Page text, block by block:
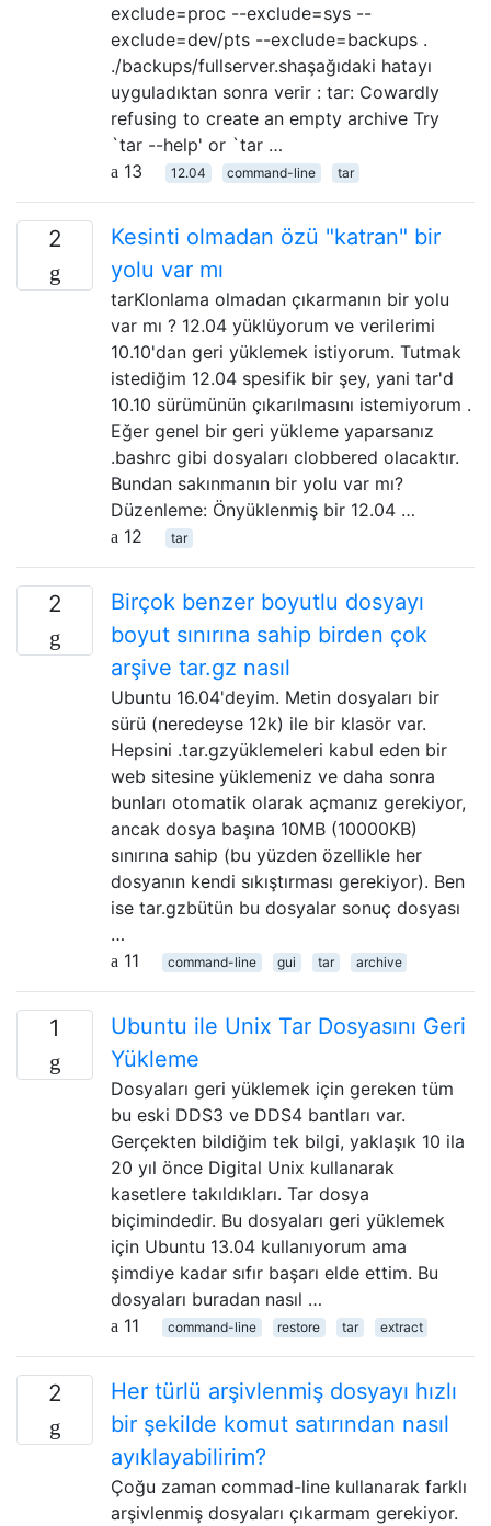
exclude=proc --exclude=sys --
exclude=dev/pts --exclude=backups .
./backups/fullserver.shaşağıdaki hatayı
uyguladıktan sonra verir : tar: Cowardly
refusing to create an empty archive Try
`tar --help' or `tar …
13
12.04 command-line tar
2
Kesinti olmadan özü "katran" bir
yolu var mı
tarKlonlama olmadan çıkarmanın bir yolu
var mı ? 12.04 yüklüyorum ve verilerimi
10.10'dan geri yüklemek istiyorum. Tutmak
istediğim 12.04 spesifik bir şey, yani tar'd
10.10 sürümünün çıkarılmasını istemiyorum .
Eğer genel bir geri yükleme yaparsanız
.bashrc gibi dosyaları clobbered olacaktır.
Bundan sakınmanın bir yolu var mı?
Düzenleme: Önyüklenmiş bir 12.04 …
12
tar
2
Birçok benzer boyutlu dosyayı
boyut sınırına sahip birden çok
arşive tar.gz nasıl
Ubuntu 16.04'deyim. Metin dosyaları bir
sürü (neredeyse 12k) ile bir klasör var.
Hepsini .tar.gzyüklemeleri kabul eden bir
web sitesine yüklemeniz ve daha sonra
bunları otomatik olarak açmanız gerekiyor,
ancak dosya başına 10MB (10000KB)
sınırına sahip (bu yüzden özellikle her
dosyanın kendi sıkıştırması gerekiyor). Ben
ise tar.gzbütün bu dosyalar sonuç dosyası
…
11
command-line gui tar archive
1
Ubuntu ile Unix Tar Dosyasını Geri
Yükleme
Dosyaları geri yüklemek için gereken tüm
bu eski DDS3 ve DDS4 bantları var.
Gerçekten bildiğim tek bilgi, yaklaşık 10 ila
20 yıl önce Digital Unix kullanarak
kasetlere takıldıkları. Tar dosya
biçimindedir. Bu dosyaları geri yüklemek
için Ubuntu 13.04 kullanıyorum ama
şimdiye kadar sıfır başarı elde ettim. Bu
dosyaları buradan nasıl …
11
command-line restore tar extract
2
Her türlü arşivlenmiş dosyayı hızlı
bir şekilde komut satırından nasıl
ayıklayabilirim?
Çoğu zaman commad-line kullanarak farklı
arşivlenmiş dosyaları çıkarmam gerekiyor.